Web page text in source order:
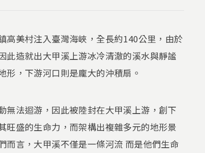
高美村注入臺灣海峽，全長約140公里，由於
此造就出大甲溪上游冰冷清澈的溪水與靜謐
，下游河口則是龐大的沖積扇。
無法迴游，因此被陸封在大甲溪上游，創下
旺盛的生命力，而架構出複雜多元的地形景
而言，大甲溪不僅是一條河流 而是他們生命